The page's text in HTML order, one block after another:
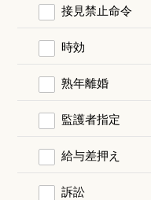
接見禁止命令
時効
熟年離婚
監護者指定
給与差押え
訴訟